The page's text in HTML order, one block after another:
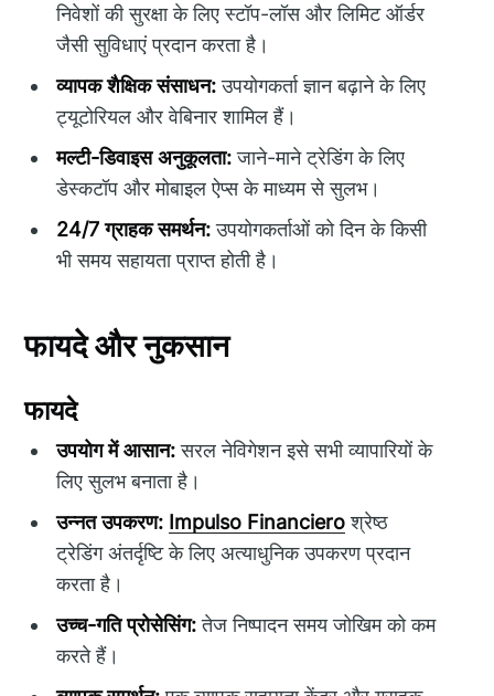
निवेशों की सुरक्षा के लिए स्टॉप-लॉस और लिमिट ऑर्डर
जैसी सुविधाएं प्रदान करता है।
व्यापक शैक्षिक संसाधन:उपयोगकर्ता ज्ञान बढ़ाने के लिए
ट्यूटोरियल और वेबिनार शामिल हैं।
मल्टी-डिवाइस अनुकूलता:जाने-माने ट्रेडिंग के लिए
डेस्कटॉप और मोबाइल ऐप्स के माध्यम से सुलभ।
24/7 ग्राहक समर्थन:उपयोगकर्ताओं को दिन के किसी
भी समय सहायता प्राप्त होती है।
फायदे और नुकसान
फायदे
उपयोग में आसान:सरल नेविगेशन इसे सभी व्यापारियों के
लिए सुलभ बनाता है।
उन्नत उपकरण: Impulso Financieroश्रेष्ठ
ट्रेडिंग अंतर्दृष्टि के लिए अत्याधुनिक उपकरण प्रदान
करता है।
उच्च-गति प्रोसेसिंग:तेज निष्पादन समय जोखिम को कम
करते हैं।